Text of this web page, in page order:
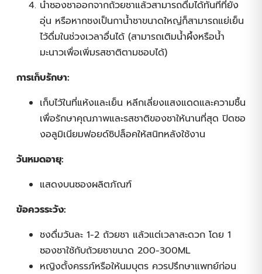
นำซองชาออกจากถ้วยชาแล้วสามารถดื่มได้ทันทีที่ยัง
อุ่น หรือหากชงเป็นกาน้ำชาขนาดใหญ่ก็สามารถแย่เย็น
ไว้ดื่มในช่วงเวลาอื่นได้ (สามารถเติมน้ำผึ้งหรือน้ำ
มะนาวเพื่อเพิ่มรสชาติตามชอบได้)
การเก็บรักษา:
เก็บไว้ในที่แห้งและเย็น หลีกเลี่ยงแสงแดดและความชื้น
เพื่อรักษาคุณภาพและรสชาติของชาให้นานที่สุด ปิดซอ
งอลูมิเนียมฟอยด์ซิปล็อคให้สนิทหลังใช้งาน
วันหมดอายุ:
แสดงบนซองผลิตภัณฑ์
ข้อควรระวัง:
ชงดื่มวันละ 1-2 ถ้วยชา แล้วแต่เวลาสะดวก โดย 1
ซองชาใช้กับถ้วยชาขนาด 200-300ML
หญิงตั้งครรภ์หรือให้นมบุตร ควรปรึกษาแพทย์ก่อน